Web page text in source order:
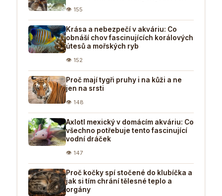
👁 155
Krása a nebezpečí v akváriu: Co
obnáší chov fascinujících korálových
útesů a mořských ryb
👁 152
Proč mají tygři pruhy i na kůži a ne
jen na srsti
👁 148
Axlotl mexický v domácím akváriu: Co
všechno potřebuje tento fascinující
vodní dráček
👁 147
Proč kočky spí stočené do klubíčka a
jak si tím chrání tělesné teplo a
orgány